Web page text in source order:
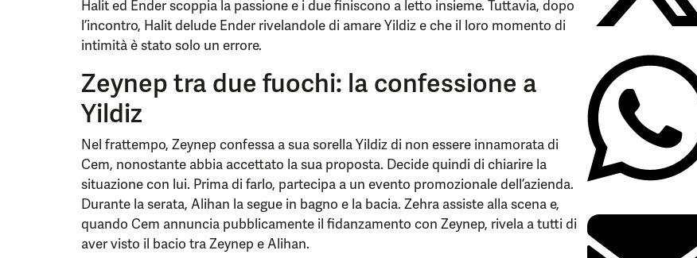
Halit ed Ender scoppia la passione e i due finiscono a letto insieme. Tuttavia, dopo
l’incontro, Halit delude Ender rivelandole di amare Yildiz e che il loro momento di
intimità è stato solo un errore.
Zeynep tra due fuochi: la confessione a
Yildiz
Nel frattempo, Zeynep confessa a sua sorella Yildiz di non essere innamorata di
Cem, nonostante abbia accettato la sua proposta. Decide quindi di chiarire la
situazione con lui. Prima di farlo, partecipa a un evento promozionale dell’azienda.
Durante la serata, Alihan la segue in bagno e la bacia. Zehra assiste alla scena e,
quando Cem annuncia pubblicamente il fidanzamento con Zeynep, rivela a tutti di
aver visto il bacio tra Zeynep e Alihan.